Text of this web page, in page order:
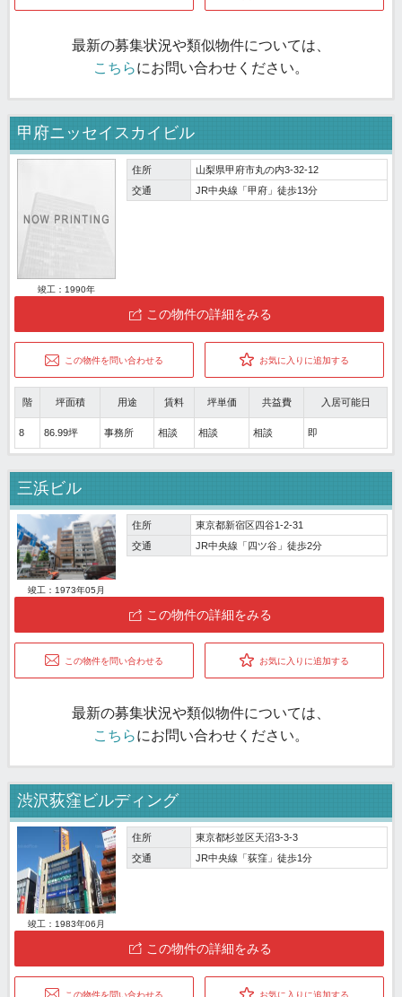
最新の募集状況や類似物件については、
こちらにお問い合わせください。
甲府ニッセイスカイビル
竣工：1990年
住所
山梨県甲府市丸の内3-32-12
交通
JR中央線「甲府」徒歩13分
この物件の詳細をみる
この物件を問い合わせる お気に入りに追加する
階 坪面積 用途 賃料 坪単価 共益費 入居可能日
8 86.99坪 事務所 相談 相談 相談 即
三浜ビル
竣工：1973年05月
住所
東京都新宿区四谷1-2-31
交通
JR中央線「四ツ谷」徒歩2分
この物件の詳細をみる
この物件を問い合わせる お気に入りに追加する
最新の募集状況や類似物件については、
こちらにお問い合わせください。
渋沢荻窪ビルディング
竣工：1983年06月
住所
東京都杉並区天沼3-3-3
交通
JR中央線「荻窪」徒歩1分
この物件の詳細をみる
この物件を問い合わせる お気に入りに追加する